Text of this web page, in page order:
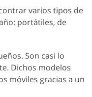
varios tipos de
portátiles, de
Son casi lo
Dichos modelos
móviles gracias a un